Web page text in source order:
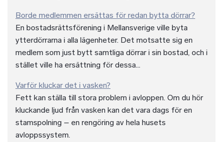
Borde medlemmen ersättas för redan bytta dörrar?
En bostadsrättsförening i Mellansverige ville byta
ytterdörrarna i alla lägenheter. Det motsatte sig en
medlem som just bytt samtliga dörrar i sin bostad, och i
stället ville ha ersättning för dessa...
Varför kluckar det i vasken?
Fett kan ställa till stora problem i avloppen. Om du hör
kluckande ljud från vasken kan det vara dags för en
stamspolning – en rengöring av hela husets
avloppssystem.